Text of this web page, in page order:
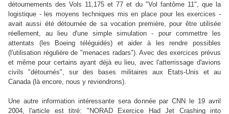
détournements des Vols 11,175 et 77 et du "Vol fantôme 11", que la
logistique - les moyens techniques mis en place pour les exercices -
avait aussi été détournée de sa vocation première, pour être utilisée
réellement, au lieu d'une simple simulation - pour commettre les
attentats (les Boeing téléguidés) et aider à les rendre possibles
(l'utilisation régulière de "menaces radars"). Avec des exercices prévus
et même pour certains ayant déjà eu lieu, avec l'atterrissage d'avions
civils "détournés", sur des bases militaires aux Etats-Unis et au
Canada (là encore, nous y reviendrons).
Une autre information intéressante sera donnée par CNN le 19 avril
2004, l'article est titré: "NORAD Exercice Had Jet Crashing into